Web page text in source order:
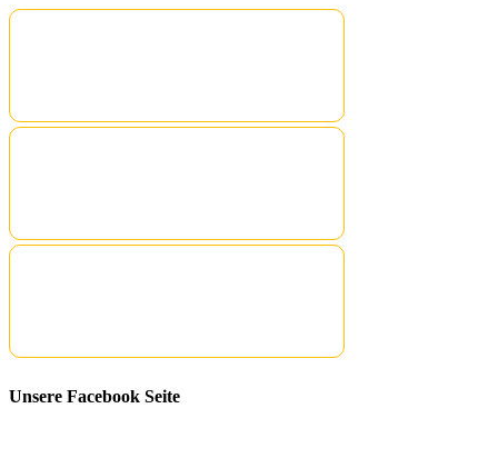
Unsere Facebook Seite